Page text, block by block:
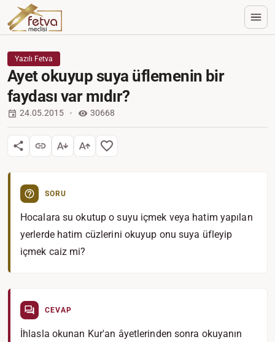
Yazılı Fetva
Ayet okuyup suya üflemenin bir
faydası var mıdır?
24.05.2015 30668
SORU
Hocalara su okutup o suyu içmek veya hatim yapılan
yerlerde hatim cüzlerini okuyup onu suya üfleyip
içmek caiz mi?
CEVAP
İhlasla okunan Kur'an âyetlerinden sonra okuyanın